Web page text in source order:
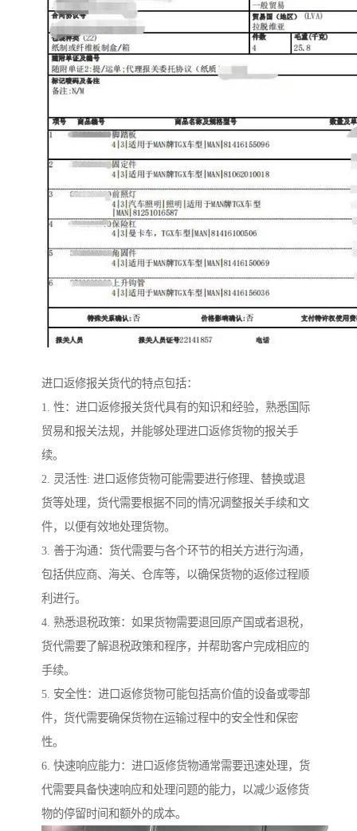
进口返修报关货代的特点包括：
1. 性：进口返修报关货代具有的知识和经验，熟悉国际
贸易和报关法规，并能够处理进口返修货物的报关手
续。
2. 灵活性: 进口返修货物可能需要进行修理、替换或退
货等处理，货代需要根据不同的情况调整报关手续和文
件，以便有效地处理货物。
3. 善于沟通：货代需要与各个环节的相关方进行沟通，
包括供应商、海关、仓库等，以确保货物的返修过程顺
利进行。
4. 熟悉退税政策：如果货物需要退回原产国或者退税，
货代需要了解退税政策和程序，并帮助客户完成相应的
手续。
5. 安全性：进口返修货物可能包括高价值的设备或零部
件，货代需要确保货物在运输过程中的安全性和保密
性。
6. 快速响应能力：进口返修货物通常需要迅速处理，货
代需要具备快速响应和处理问题的能力，以减少返修货
物的停留时间和额外的成本。